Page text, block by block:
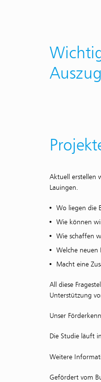
Auszug
Aktuell erstellen
Lauingen.
Wo liegen die
Wie können
Wie schaffen
Welche neuen
Macht eine
All diese
Unterstützung
Unser
Die Studie läuft
Weitere
Gefördert vom